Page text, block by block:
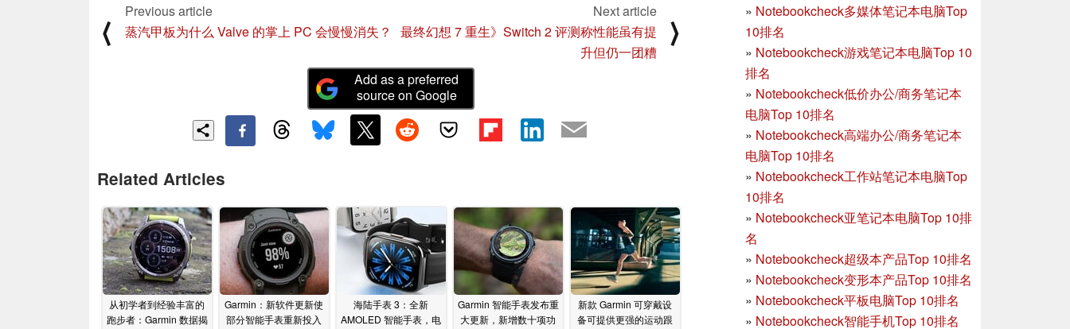
» Notebookcheck多媒体笔记本电脑Top
10排名
» Notebookcheck游戏笔记本电脑Top 10
排名
» Notebookcheck低价办公/商务笔记本
电脑Top 10排名
» Notebookcheck高端办公/商务笔记本
电脑Top 10排名
» Notebookcheck工作站笔记本电脑Top
10排名
» Notebookcheck亚笔记本电脑Top 10排
名
» Notebookcheck超级本产品Top 10排名
» Notebookcheck变形本产品Top 10排名
» Notebookcheck平板电脑Top 10排名
» Notebookcheck智能手机Top 10排名
⟨
Previous article
蒸汽甲板为什么 Valve 的掌上 PC 会慢慢消失？
Next article
最终幻想 7 重生》Switch 2 评测称性能虽有提
升但仍一团糟
⟩
Add as a preferred
source on Google
Related Articles
从初学者到经验丰富的
跑步者：Garmin 数据揭
Garmin：新软件更新使
部分智能手表重新投入
海陆手表 3：全新
AMOLED 智能手表，电
Garmin 智能手表发布重
大更新，新增数十项功
新款 Garmin 可穿戴设
备可提供更强的运动跟